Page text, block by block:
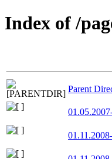
Index of /
Parent